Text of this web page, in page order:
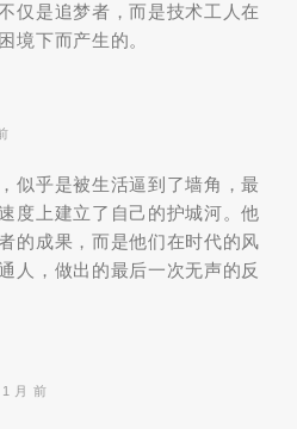
仅是追梦者，而是技术工人在
境下而产生的。
似乎是被生活逼到了墙角，最
度上建立了自己的护城河。他
的成果，而是他们在时代的风
人，做出的最后一次无声的反
1 月 前